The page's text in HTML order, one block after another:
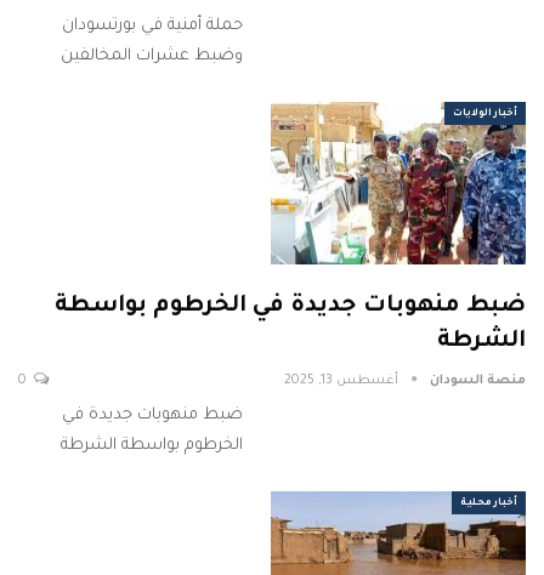
حملة أمنية في بورتسودان
وضبط عشرات المخالفين
أخبار الولايات
ضبط منهوبات جديدة في الخرطوم بواسطة
الشرطة
منصة السودان أغسطس 13, 2025
ضبط منهوبات جديدة في
الخرطوم بواسطة الشرطة
أخبار محلية